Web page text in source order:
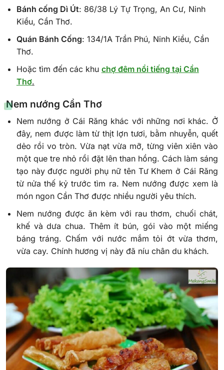
Bánh cống Dì Út: 86/38 Lý Tự Trọng, An Cư, Ninh
Kiều, Cần Thơ.
Quán Bánh Cống: 134/1A Trần Phú, Ninh Kiều, Cần
Thơ.
Hoặc tìm đến các khu chợ đêm nổi tiếng tại Cần
Thơ.
Nem nướng Cần Thơ
Nem nướng ở Cái Răng khác với những nơi khác. Ở
đây, nem được làm từ thịt lợn tươi, bằm nhuyễn, quết
dẻo rồi vo tròn. Vừa nạt vừa mỡ, từng viên xiên vào
một que tre nhỏ rồi đặt lên than hồng. Cách làm sáng
tạo này được người phụ nữ tên Tư Khem ở Cái Răng
từ nửa thế kỷ trước tìm ra. Nem nướng được xem là
món ngon Cần Thơ được nhiều người yêu thích.
Nem nướng được ăn kèm với rau thơm, chuối chát,
khế và dưa chua. Thêm ít bún, gói vào một miếng
báng tráng. Chấm với nước mắm tỏi ớt vừa thơm,
vừa cay. Chính hương vị này đã níu chân du khách.